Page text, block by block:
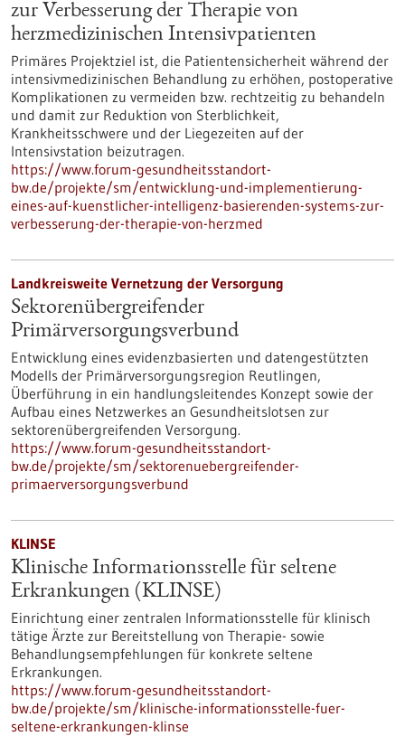
zur Verbesserung der Therapie von
herzmedizinischen Intensivpatienten
Primäres Projektziel ist, die Patientensicherheit während der
intensivmedizinischen Behandlung zu erhöhen, postoperative
Komplikationen zu vermeiden bzw. rechtzeitig zu behandeln
und damit zur Reduktion von Sterblichkeit,
Krankheitsschwere und der Liegezeiten auf der
Intensivstation beizutragen.
https://www.forum-gesundheitsstandort-
bw.de/projekte/sm/entwicklung-und-implementierung-
eines-auf-kuenstlicher-intelligenz-basierenden-systems-zur-
verbesserung-der-therapie-von-herzmed
Landkreisweite Vernetzung der Versorgung
Sektorenübergreifender
Primärversorgungsverbund
Entwicklung eines evidenzbasierten und datengestützten
Modells der Primärversorgungsregion Reutlingen,
Überführung in ein handlungsleitendes Konzept sowie der
Aufbau eines Netzwerkes an Gesundheitslotsen zur
sektorenübergreifenden Versorgung.
https://www.forum-gesundheitsstandort-
bw.de/projekte/sm/sektorenuebergreifender-
primaerversorgungsverbund
KLINSE
Klinische Informationsstelle für seltene
Erkrankungen (KLINSE)
Einrichtung einer zentralen Informationsstelle für klinisch
tätige Ärzte zur Bereitstellung von Therapie- sowie
Behandlungsempfehlungen für konkrete seltene
Erkrankungen.
https://www.forum-gesundheitsstandort-
bw.de/projekte/sm/klinische-informationsstelle-fuer-
seltene-erkrankungen-klinse